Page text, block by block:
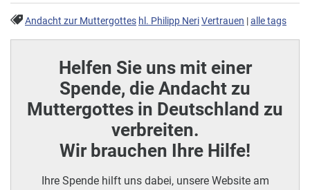
Andacht zur Muttergottes hl. Philipp NeriVertrauen |alle tags
Helfen Sie uns mit einer
Spende, die Andacht zu
Muttergottes in Deutschland zu
verbreiten.
Wir brauchen Ihre Hilfe!
Ihre Spende hilft uns dabei, unsere Website am